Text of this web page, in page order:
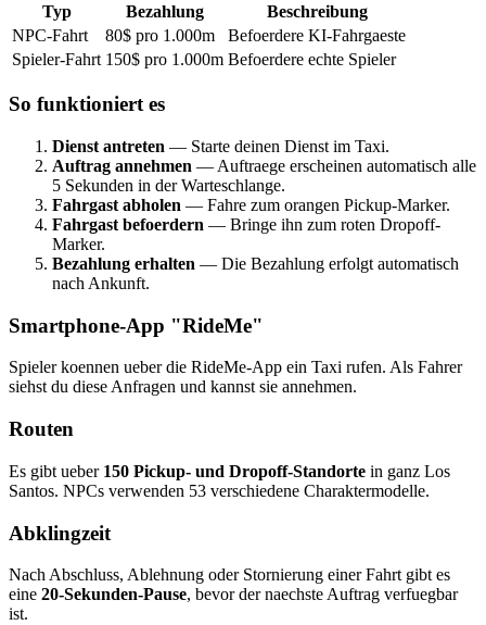
Typ Bezahlung
Beschreibung
NPC-Fahrt
80$ pro 1.000m
Befoerdere KI-Fahrgaeste
Spieler-Fahrt 150$ pro 1.000m Befoerdere echte Spieler
So funktioniert es
Dienst antreten — Starte deinen Dienst im Taxi.
Auftrag annehmen — Auftraege erscheinen automatisch alle
5 Sekunden in der Warteschlange.
Fahrgast abholen — Fahre zum orangen Pickup-Marker.
Fahrgast befoerdern — Bringe ihn zum roten Dropoff-
Marker.
Bezahlung erhalten — Die Bezahlung erfolgt automatisch
nach Ankunft.
Smartphone-App "RideMe"
Spieler koennen ueber die RideMe-App ein Taxi rufen. Als Fahrer
siehst du diese Anfragen und kannst sie annehmen.
Routen
Es gibt ueber 150 Pickup- und Dropoff-Standorte in ganz Los
Santos. NPCs verwenden 53 verschiedene Charaktermodelle.
Abklingzeit
Nach Abschluss, Ablehnung oder Stornierung einer Fahrt gibt es
eine 20-Sekunden-Pause, bevor der naechste Auftrag verfuegbar
ist.